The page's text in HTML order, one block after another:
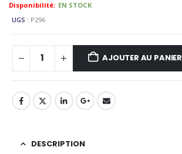
Availability:
EN STOCK
UGS : P296
AJOUTER AU PANIER
DESCRIPTION